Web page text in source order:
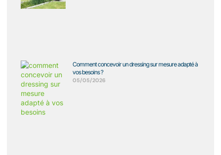
Comment concevoir un dressing sur mesure adapté à
vos besoins ?
05/05/2026